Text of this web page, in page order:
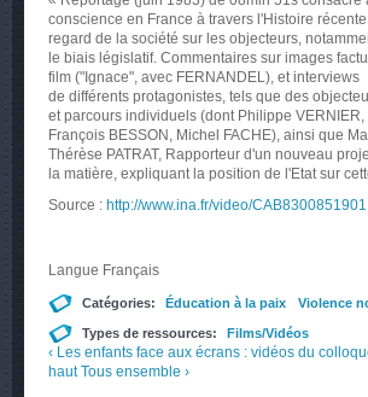
conscience en France à travers l'Histoire récente
regard de la société sur les objecteurs,
le biais législatif. Commentaires sur images
film (" Ignace", avec FERNANDEL), et interviews
de différents protagonistes, tels que des
et parcours individuels (dont Philippe VERNIER,
François BESSON , Michel FACHE), ainsi que
Thérèse PATRAT, Rapporteur d'un nouveau
la matière, expliquant la position de l'Etat sur
Source : http://www.ina.fr/video/CAB8300851901
Langue Français
Catégories: Éducation à la paix Violence
Types de ressources: Films/Vidéos
‹ Les enfants face aux écrans : vidéos du
haut Tous ensemble ›